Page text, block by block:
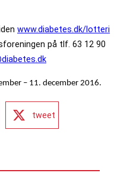
www.diabetes.dk/lotteri
på tlf. 63 12 90
– 11. december 2016.
tweet